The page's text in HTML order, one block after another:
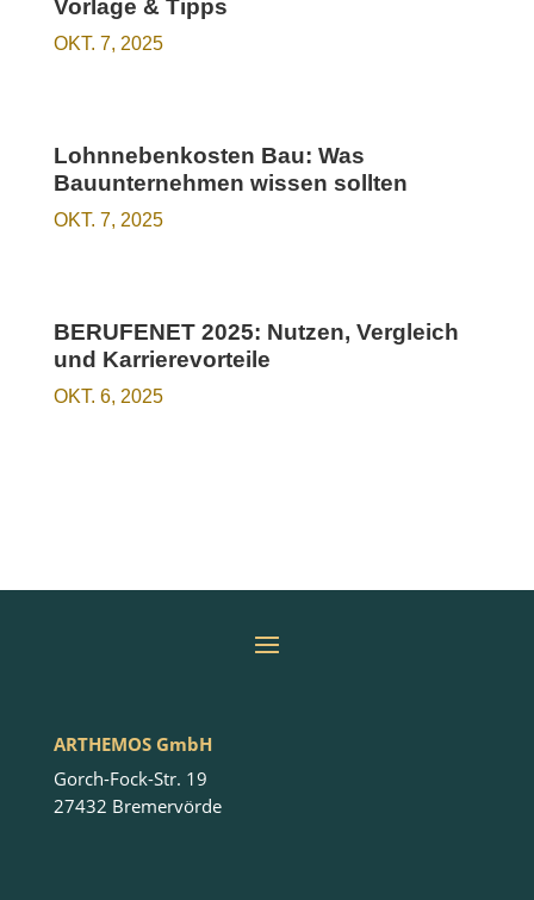
Vorlage & Tipps
OKT. 7, 2025
Lohnnebenkosten Bau: Was
Bauunternehmen wissen sollten
OKT. 7, 2025
BERUFENET 2025: Nutzen, Vergleich
und Karrierevorteile
OKT. 6, 2025
ARTHEMOS GmbH
Gorch-Fock-Str. 19
27432 Bremervörde